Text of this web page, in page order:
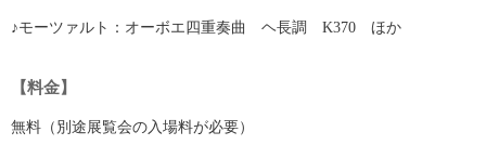
♪モーツァルト：オーボエ四重奏曲 ヘ長調 K370 ほか
【料金】
無料（別途展覧会の入場料が必要）